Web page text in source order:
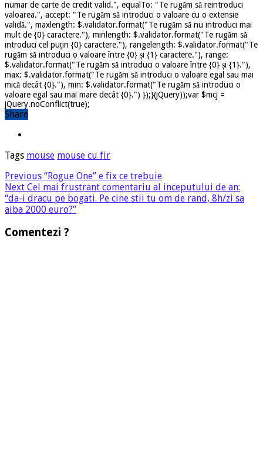
numar de carte de credit valid.", equalTo: "Te rugăm să reintroduci
valoarea.", accept: "Te rugăm să introduci o valoare cu o extensie
validă.", maxlength: $.validator.format("Te rugăm să nu introduci mai
mult de {0} caractere."), minlength: $.validator.format("Te rugăm să
introduci cel puțin {0} caractere."), rangelength: $.validator.format("Te
rugăm să introduci o valoare între {0} și {1} caractere."), range:
$.validator.format("Te rugăm să introduci o valoare între {0} și {1}."),
max: $.validator.format("Te rugăm să introduci o valoare egal sau mai
mică decât {0}."), min: $.validator.format("Te rugăm să introduci o
valoare egal sau mai mare decât {0}.") });}(jQuery));var $mcj =
jQuery.noConflict(true);
Share
Tags mouse mouse cu fir
Previous “Rogue One” e fix ce trebuie
Next Cel mai frustrant comentariu al inceputului de an:
“da-i dracu pe bogati. Pe cine stii tu om de rand, 8h/zi sa
aiba 2000 euro?”
Comentezi ?